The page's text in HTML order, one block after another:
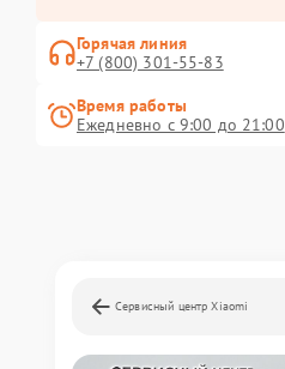
Горячая линия
+7 (800) 301-55-83
Время работы
Ежедневно с 9:00 до 21:00
Сервисный центр Xiaomi